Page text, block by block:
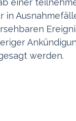
einer
in
werden.